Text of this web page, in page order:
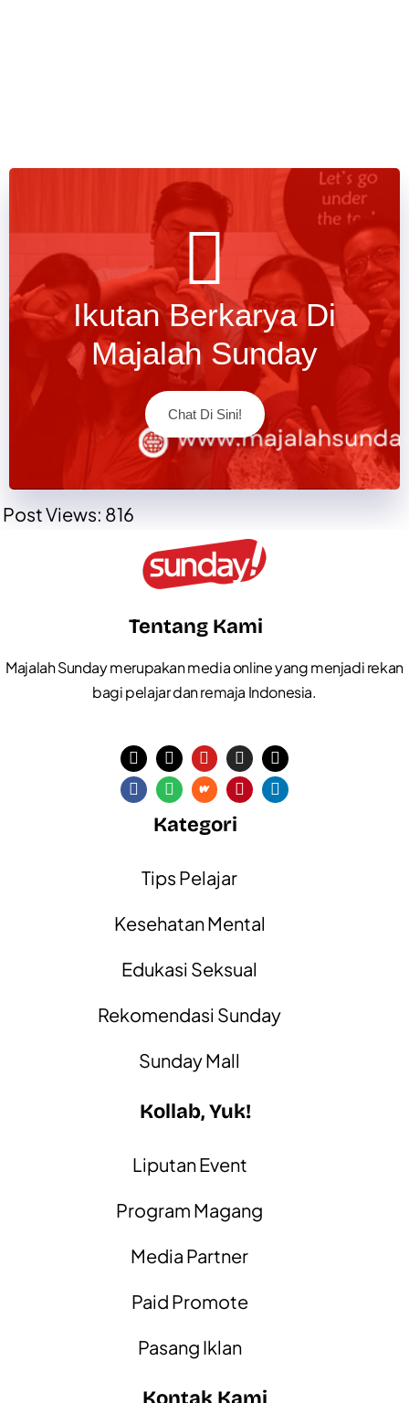
Ikutan Berkarya Di
Majalah Sunday
Chat Di Sini!
Post Views: 816
Tentang Kami
Majalah Sunday merupakan media online yang menjadi rekan
bagi pelajar dan remaja Indonesia.
Kategori
Tips Pelajar
Kesehatan Mental
Edukasi Seksual
Rekomendasi Sunday
Sunday Mall
Kollab, Yuk!
Liputan Event
Program Magang
Media Partner
Paid Promote
Pasang Iklan